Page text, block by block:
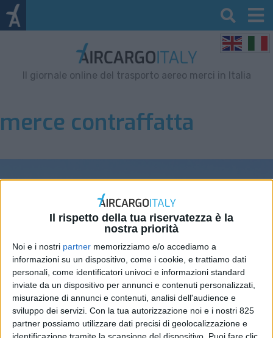
Il rispetto della tua riservatezza è la
nostra priorità
Noi e i nostri partner memorizziamo e/o accediamo a
informazioni su un dispositivo, come i cookie, e trattiamo dati
personali, come identificatori univoci e informazioni standard
inviate da un dispositivo per annunci e contenuti personalizzati,
misurazione di annunci e contenuti, analisi dell'audience e
sviluppo dei servizi. Con la tua autorizzazione noi e i nostri 825
partner possiamo utilizzare dati precisi di geolocalizzazione e
Il giornale online del trasporto aereo merci in Italia
merce contraffatta